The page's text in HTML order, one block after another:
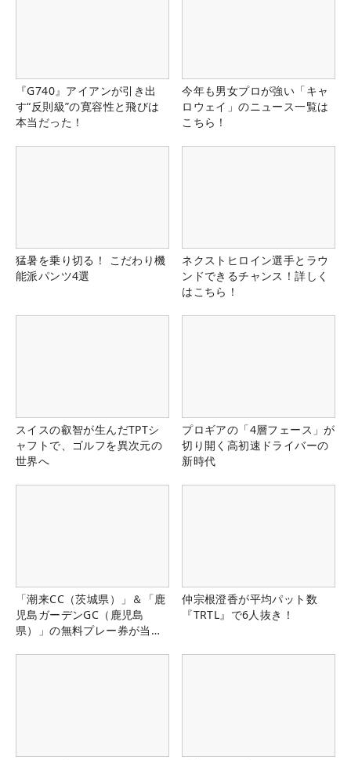
『G740』アイアンが引き出
す“反則級”の寛容性と飛びは
本当だった！
今年も男女プロが強い「キャ
ロウェイ」のニュース一覧は
こちら！
猛暑を乗り切る！ こだわり機
能派パンツ4選
ネクストヒロイン選手とラウ
ンドできるチャンス！詳しく
はこちら！
スイスの叡智が生んだTPTシ
ャフトで、ゴルフを異次元の
世界へ
プロギアの「4層フェース」が
切り開く高初速ドライバーの
新時代
「潮来CC（茨城県）」＆「鹿
児島ガーデンGC（鹿児島
県）」の無料プレー券が当た
仲宗根澄香が平均パット数
『TRTL』で6人抜き！